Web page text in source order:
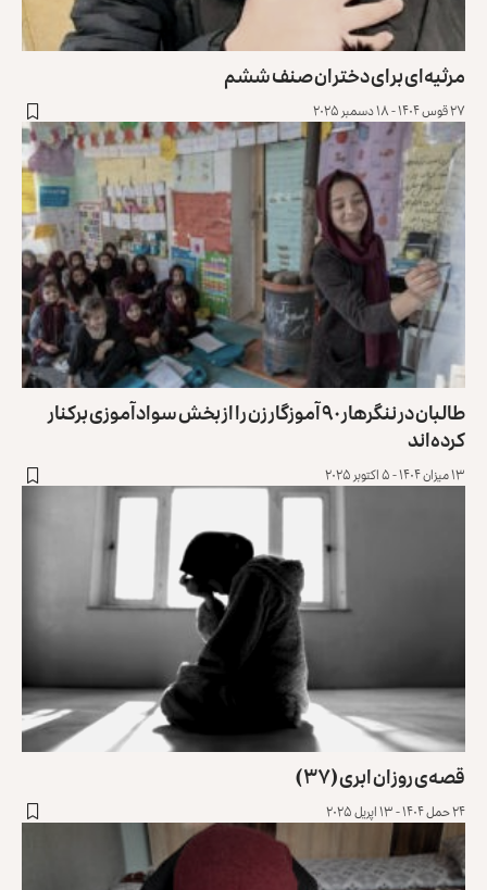
مرثیه‌ای برای دختران صنف ششم
۲۷ قوس ۱۴۰۴ - ۱۸ دسمبر ۲۰۲۵
طالبان در ننگرهار ۹۰ آموزگار زن را از بخش سوادآموزی برکنار
‏کرده‌اند
۱۳ میزان ۱۴۰۴ - ۵ اکتوبر ۲۰۲۵
قصه‌ی روزان ابری (۳۷)
۲۴ حمل ۱۴۰۴ - ۱۳ اپریل ۲۰۲۵